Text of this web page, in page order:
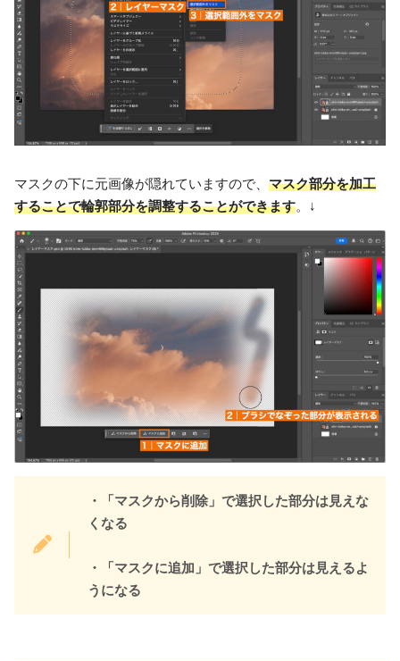
マスクの下に元画像が隠れていますので、 マスク部分を加工
することで輪郭部分を調整することができます。↓
・「マスクから削除」で選択した部分は見えな
くなる
・「マスクに追加」で選択した部分は見えるよ
うになる